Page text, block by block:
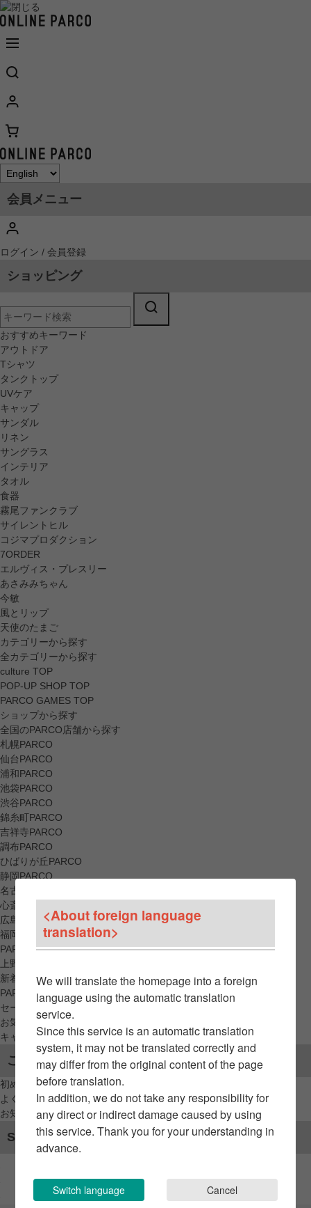
会員メニュー
ログイン / 会員登録
ショッピング
おすすめキーワード
アウトドア
Tシャツ
タンクトップ
UVケア
キャップ
サンダル
リネン
サングラス
インテリア
タオル
食器
霧尾ファンクラブ
サイレントヒル
コジマプロダクション
7ORDER
エルヴィス・プレスリー
あさみみちゃん
今敏
風とリップ
天使のたまご
カテゴリーから探す
全カテゴリーから探す
culture TOP
POP-UP SHOP TOP
PARCO GAMES TOP
ショップから探す
全国のPARCO店舗から探す
札幌PARCO
仙台PARCO
浦和PARCO
池袋PARCO
渋谷PARCO
錦糸町PARCO
吉祥寺PARCO
調布PARCO
ひばりが丘PARCO
静岡PARCO
名古屋PARCO
心斎橋PARCO
広島PARCO
福岡PARCO
PARCO_ya
上野
新着アイテムから探す
PARCO限定アイテムから探す
セールアイテムから探す
お気に入りから探す
キャンペーン/クーポン対象から探す
ご利用案内
初めてのお客様へ
よくあるご質問 / お問い合わせ
お知らせ
SNSアカウント
<About foreign language
translation>
We will translate the homepage into a foreign
language using the automatic translation
service.
Since this service is an automatic translation
system, it may not be translated correctly and
may differ from the original content of the page
before translation.
In addition, we do not take any responsibility for
any direct or indirect damage caused by using
this service. Thank you for your understanding in
advance.
Switch language Cancel